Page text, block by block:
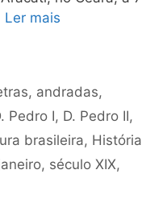
Ler mais
, andradas,
Pedro I, D. Pedro II,
brasileira, História
, século XIX,